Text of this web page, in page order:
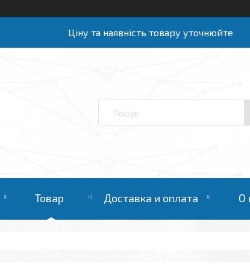
Ціну та наявність товару уточнюйте
Товар Доставка и оплата О